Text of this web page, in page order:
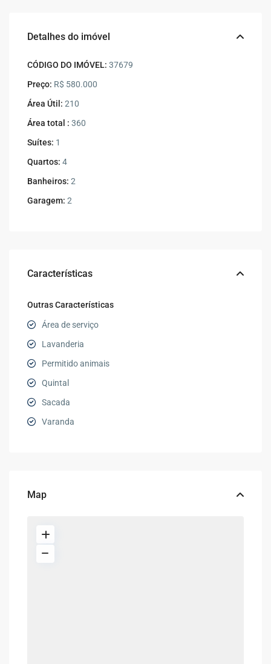
Detalhes do imóvel
CÓDIGO DO IMÓVEL: 37679
Preço: R$ 580.000
Área Útil: 210
Área total : 360
Suítes: 1
Quartos: 4
Banheiros: 2
Garagem: 2
Características
Outras Características
Área de serviço
Lavanderia
Permitido animais
Quintal
Sacada
Varanda
Map